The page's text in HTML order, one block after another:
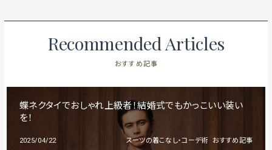
Recommended Articles
おすすめ記事
蝶ネクタイでおしゃれ上級者！結婚式でもかっこいい装い
を！
2025/04/22 おすすめ記事
スーツの着こなし・コーデ術